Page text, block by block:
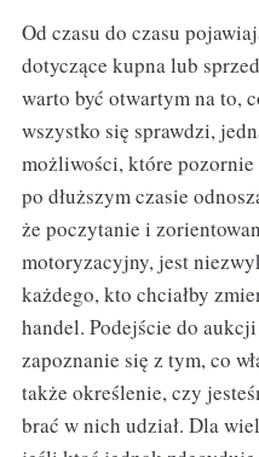
Od czasu do czasu
dotyczące kupna lub
warto być otwartym na to,
wszystko się sprawdzi,
możliwości, które pozornie
po dłuższym czasie
że poczytanie i
motoryzacyjny, jest
każdego, kto chciałby
handel. Podejście do
zapoznanie się z tym, co
także określenie, czy
brać w nich udział. Dla